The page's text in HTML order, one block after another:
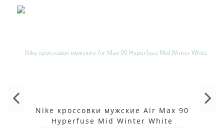
Nike кроссовки мужские Air Max 90
Hyperfuse Mid Winter White